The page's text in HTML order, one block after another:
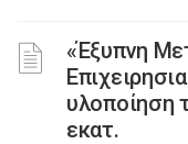
«Έξυπνη
υλοποίηση
εκατ.